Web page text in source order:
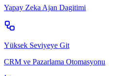
Yapay Zeka Ajan Dagitimi
Yüksek Seviyeye Git
CRM ve Pazarlama Otomasyonu